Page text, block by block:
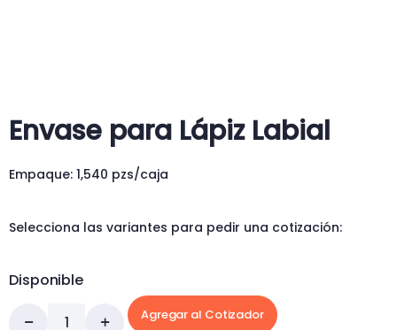
Envase para Lápiz Labial
Empaque: 1,540 pzs/caja
Selecciona las variantes para pedir una cotización:
Disponible
Agregar al Cotizador